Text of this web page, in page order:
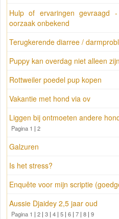
Hulp of ervaringen gevraagd
oorzaak onbekend
Terugkerende diarree /
Puppy kan overdag niet alleen
Rottweiler poedel pup kopen
Vakantie met hond via ov
Liggen bij ontmoeten andere
Pagina 1 | 2
Galzuren
Is het stress?
Enquête voor mijn scriptie
Aussie Djaidey 2,5 jaar oud
Pagina 1 | 2 | 3 | 4 | 5 | 6 | 7 | 8 | 9